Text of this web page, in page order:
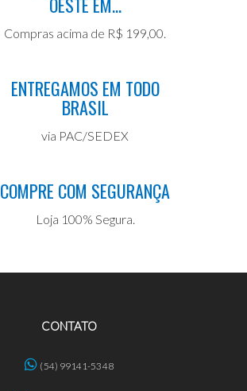
Compras acima de R$ 199,00.
ENTREGAMOS EM TODO
BRASIL
via PAC/SEDEX
COMPRE COM SEGURANÇA
Loja 100% Segura.
CONTATO
(54) 99141-5348